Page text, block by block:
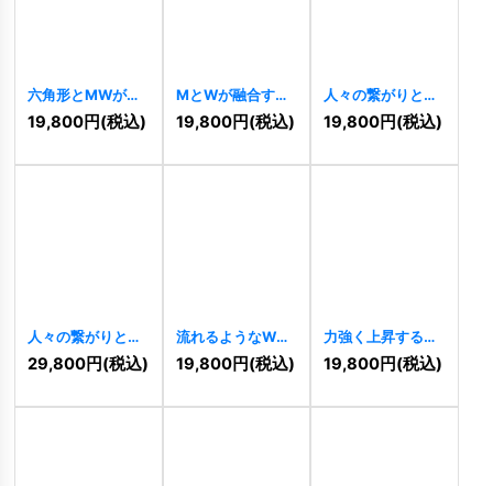
六角形とMWが融
合する先進的な連
結ロゴ [ 11086]
19,800円(税込)
MとWが融合する
幾何学的な力強い
ロゴ 11058]
19,800円(税込)
人々の繋がりと調
和を象徴するW字
ロゴ 11026]
19,800円(税込)
人々の繋がりと調
和を象徴するW字
ロゴ
10433]
29,800円(税込)
流れるようなW字
のダイナミックロ
ゴ [ 10229 ]
19,800円(税込)
力強く上昇するW
ロゴ[10124]
19,800円(税込)